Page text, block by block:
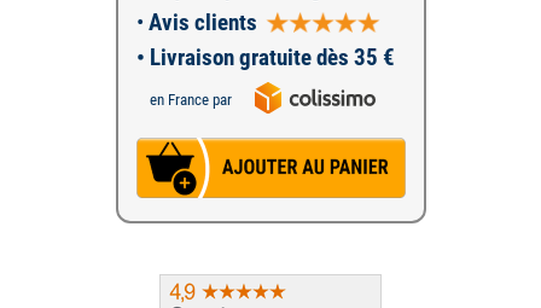
• Avis clients
• Livraison gratuite dès 35 €
en France par